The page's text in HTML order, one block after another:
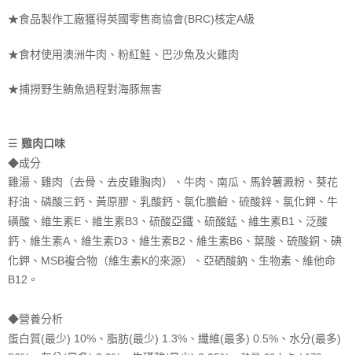
★食品製作工廠獲得英國零售商協會(BRC)核定A級
★食材使用澳洲牛肉、粉紅鮭、巴沙魚及火雞肉
★捕撈野生鮪魚過程對海豚無害
☰ 雞肉口味
◆成分
雞湯、雞肉（去骨、去皮雞胸肉）、牛肉、南瓜、馬鈴薯澱粉、葵花
籽油、磷酸三鈣、黃原膠、乳酸鈣、氯化膽鹼、硫酸鋅、氯化鉀、牛
磺酸、維生素E、維生素B3、硫酸亞鐵、硫酸錳、維生素B1、泛酸
鈣、維生素A、維生素D3、維生素B2、維生素B6、葉酸、硫酸銅、碘
化鉀、MSB複合物（維生素K的來源）、亞硒酸鈉、生物素、維他命
B12。
◆營養分析
蛋白質(最少) 10%、脂肪(最少) 1.3%、纖維(最多) 0.5%、水分(最多)